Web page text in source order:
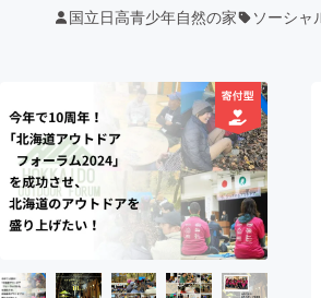
テクノロジー・ガジェット
映像・映画
ビジネス・起業
国立日高青少年自然の家 ソーシャ